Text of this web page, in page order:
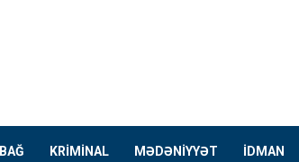
KRİMİNAL MƏDƏNİYYƏT İDMAN